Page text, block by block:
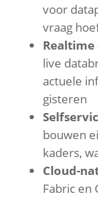
voor
vraag
live
actuele
gisteren
bouwen
kaders,
Cloud-
Fabric en